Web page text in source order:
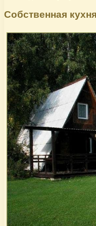
Собственная кухня